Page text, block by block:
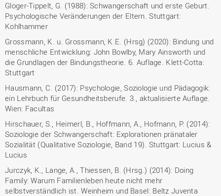
Gloger-Tippelt, G. (1988): Schwangerschaft und erste Geburt.
Psychologische Veränderungen der Eltern. Stuttgart:
Kohlhammer
Grossmann, K. u. Grossmann, K.E. (Hrsg) (2020): Bindung und
menschliche Entwicklung: John Bowlby, Mary Ainsworth und
die Grundlagen der Bindungstheorie. 6. Auflage. Klett-Cotta:
Stuttgart
Hausmann, C. (2017): Psychologie, Soziologie und Pädagogik:
ein Lehrbuch für Gesundheitsberufe. 3., aktualisierte Auflage.
Wien: Facultas
Hirschauer, S., Heimerl, B., Hoffmann, A., Hofmann, P. (2014):
Soziologie der Schwangerschaft: Explorationen pränataler
Sozialität (Qualitative Soziologie, Band 19). Stuttgart: Lucius &
Lucius
Jurczyk, K., Lange, A., Thiessen, B. (Hrsg.) (2014): Doing
Family: Warum Familienleben heute nicht mehr
selbstverständlich ist. Weinheim und Basel: Beltz Juventa